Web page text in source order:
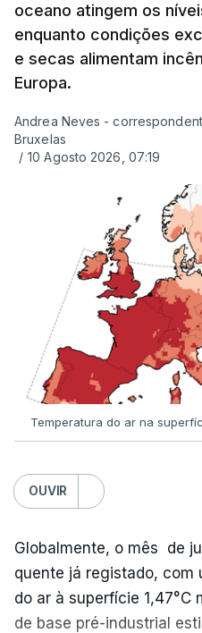
oceano atingem os
enquanto condições
e secas alimentam
Europa.
Andrea Neves -
Bruxelas
/ 10 Agosto 2026, 07:19
Temperatura do ar na
OUVIR
Globalmente, o mês de
quente já registado, com
do ar à superfície 1,47°C
de base pré-industrial